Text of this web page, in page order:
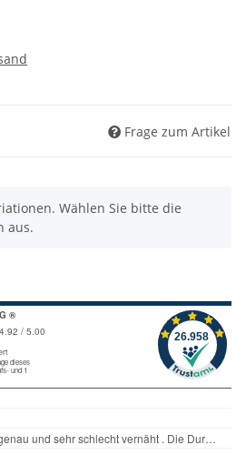
Frage zum Artikel
Wählen Sie bitte die
aus.